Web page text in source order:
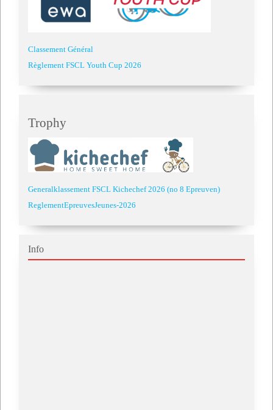
Classement Général
Règlement FSCL Youth Cup 2026
Trophy
Generalklassement FSCL Kichechef 2026 (no 8 Epreuven)
ReglementEpreuvesJeunes-2026
Info